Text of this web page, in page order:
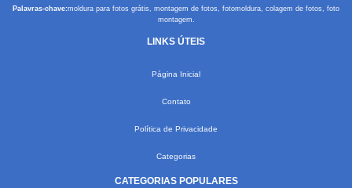
Palavras-chave:moldura para fotos grátis, montagem de fotos, fotomoldura, colagem de fotos, foto
montagem.
LINKS ÚTEIS
Página Inicial
Contato
Política de Privacidade
Categorias
CATEGORIAS POPULARES